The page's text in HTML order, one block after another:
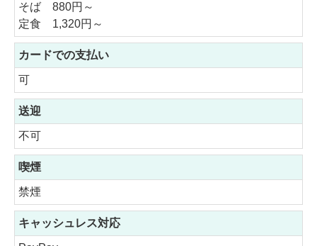
そば 880円～
定食 1,320円～
カードでの支払い
可
送迎
不可
喫煙
禁煙
キャッシュレス対応